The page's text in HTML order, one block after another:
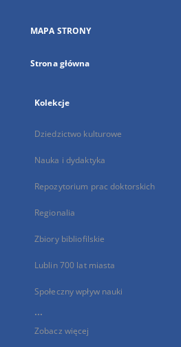
karcie
MAPA STRONY
Strona główna
Kolekcje
Dziedzictwo kulturowe
Nauka i dydaktyka
Repozytorium prac doktorskich
Regionalia
Zbiory bibliofilskie
Lublin 700 lat miasta
Społeczny wpływ nauki
...
Zobacz więcej